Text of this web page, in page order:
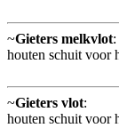
~Gieters melkvlot:
houten schuit voor
~Gieters vlot:
houten schuit voor